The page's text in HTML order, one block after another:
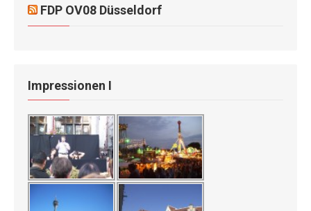
FDP OV08 Düsseldorf
Impressionen I